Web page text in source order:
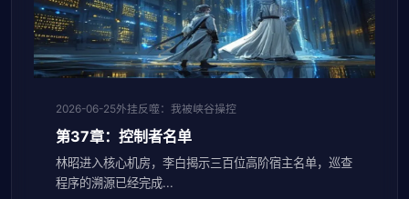
2026-06-25外挂反噬：我被峡谷操控
第37章：控制者名单
林昭进入核心机房，李白揭示三百位高阶宿主名单，巡查
程序的溯源已经完成...